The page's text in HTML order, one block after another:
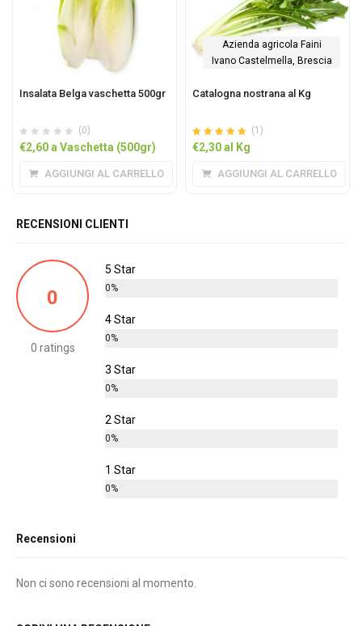
Insalata Belga vaschetta 500gr
(0)
€2,60a Vaschetta (500gr)
AGGIUNGI AL CARRELLO
Azienda agricola Faini
Ivano Castelmella, Brescia
Catalogna nostrana al Kg
Valutato
5.00
su 5
(1)
€2,30al Kg
AGGIUNGI AL CARRELLO
RECENSIONI CLIENTI
0
0 ratings
5 Star
0%
4 Star
0%
3 Star
0%
2 Star
0%
1 Star
0%
Recensioni
Non ci sono recensioni al momento.